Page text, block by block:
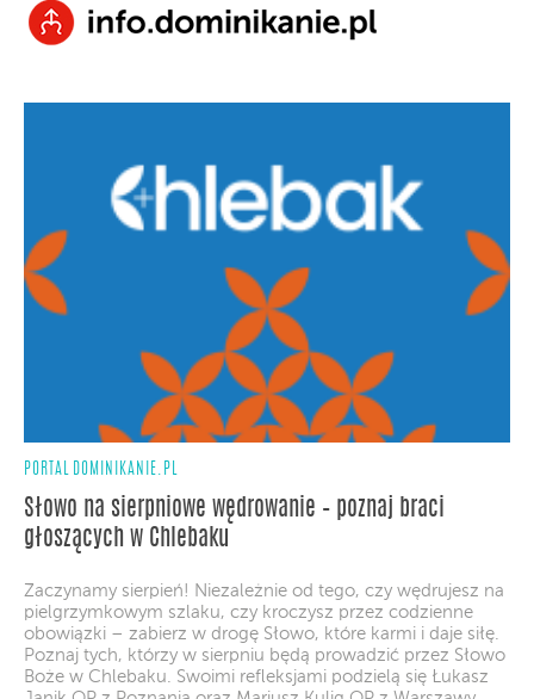
PORTAL DOMINIKANIE.PL
Słowo na sierpniowe wędrowanie – poznaj braci
głoszących w Chlebaku
Zaczynamy sierpień! Niezależnie od tego, czy wędrujesz na
pielgrzymkowym szlaku, czy kroczysz przez codzienne
obowiązki – zabierz w drogę Słowo, które karmi i daje siłę.
Poznaj tych, którzy w sierpniu będą prowadzić przez Słowo
Boże w Chlebaku. Swoimi refleksjami podzielą się Łukasz